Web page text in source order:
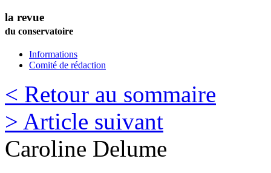
la revue
du conservatoire
Informations
Comité de rédaction
< Retour au sommaire
> Article suivant
Caroline Delume